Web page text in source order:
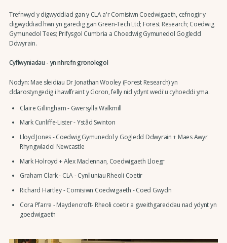
Trefnwyd y digwyddiad gan y CLA a'r Comisiwn Coedwigaeth, cefnogir y
digwyddiad hwn yn garedig gan Green-Tech Ltd; Forest Research; Coedwig
Gymunedol Tees; Prifysgol Cumbria a Choedwig Gymunedol Gogledd
Ddwyrain.
Cyflwyniadau - yn nhrefn gronolegol
Nodyn: Mae sleidiau Dr Jonathan Wooley (Forest Research) yn
ddarostyngedig i hawlfraint y Goron, felly nid ydynt wedi'u cyhoeddi yma.
Claire Gillingham - Gwersylla Walkmill
Mark Cunliffe-Lister - Ystâd Swinton
Lloyd Jones - Coedwig Gymunedol y Gogledd Ddwyrain + Maes Awyr
Rhyngwladol Newcastle
Mark Holroyd + Alex Maclennan, Coedwigaeth Lloegr
Graham Clark - CLA - Cynlluniau Rheoli Coetir
Richard Hartley - Comisiwn Coedwigaeth - Coed Gwydn
Cora Pfarre - Maydencroft- Rheoli coetir a gweithgareddau nad ydynt yn
goedwigaeth